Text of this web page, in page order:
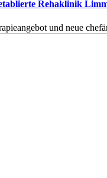
Rehaklinik
und neue